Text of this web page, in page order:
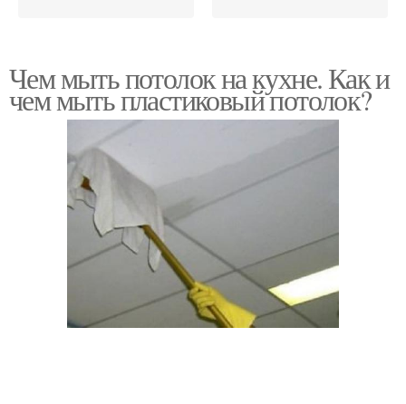
Чем мыть потолок на кухне. Как и
чем мыть пластиковый потолок?